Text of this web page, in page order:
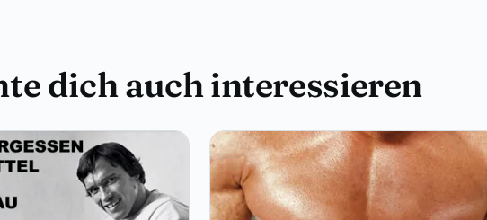
dich auch interessieren